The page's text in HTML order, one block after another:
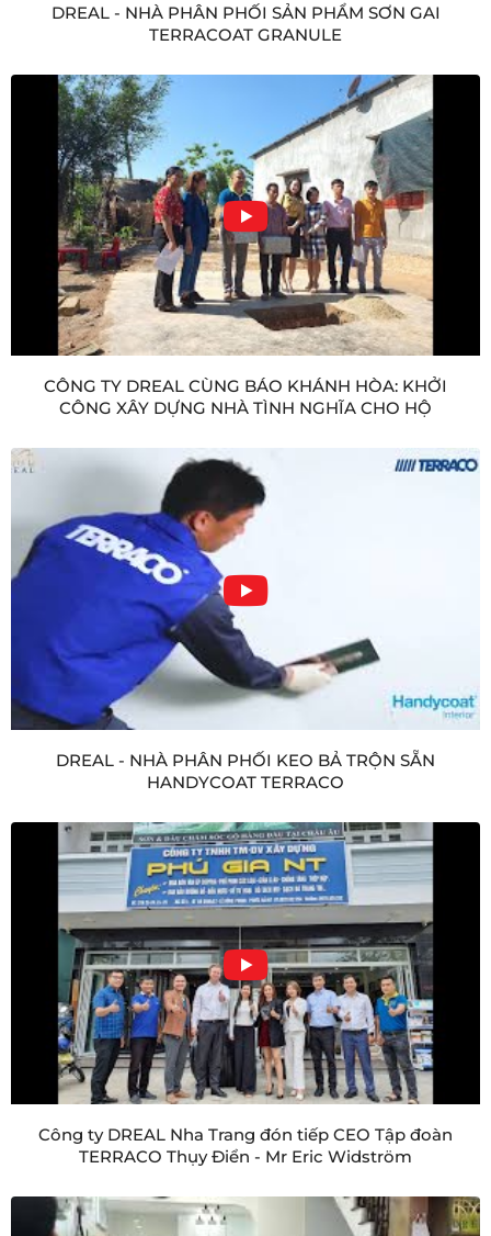
DREAL - NHÀ PHÂN PHỐI SẢN PHẨM SƠN GAI
TERRACOAT GRANULE
CÔNG TY DREAL CÙNG BÁO KHÁNH HÒA: KHỞI
CÔNG XÂY DỰNG NHÀ TÌNH NGHĨA CHO HỘ
DREAL - NHÀ PHÂN PHỐI KEO BẢ TRỘN SẴN
HANDYCOAT TERRACO
Công ty DREAL Nha Trang đón tiếp CEO Tập đoàn
TERRACO Thụy Điển - Mr Eric Widström